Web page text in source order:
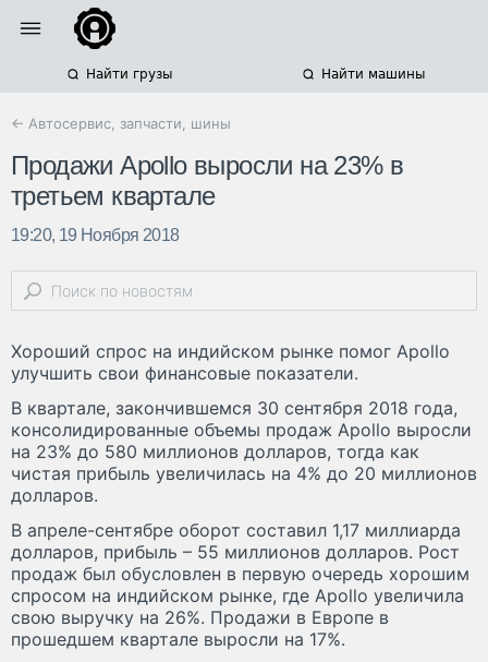
Найти грузы Найти машины
← Автосервис, запчасти, шины
Продажи Apollo выросли на 23% в
третьем квартале
19:20, 19 Ноября 2018
Хороший спрос на индийском рынке помог Apollo
улучшить свои финансовые показатели.
В квартале, закончившемся 30 сентября 2018 года,
консолидированные объемы продаж Apollo выросли
на 23% до 580 миллионов долларов, тогда как
чистая прибыль увеличилась на 4% до 20 миллионов
долларов.
В апреле-сентябре оборот составил 1,17 миллиарда
долларов, прибыль – 55 миллионов долларов. Рост
продаж был обусловлен в первую очередь хорошим
спросом на индийском рынке, где Apollo увеличила
свою выручку на 26%. Продажи в Европе в
прошедшем квартале выросли на 17%.